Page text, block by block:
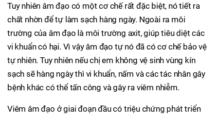
Tuy nhiên âm đạo có một cơ chế rất đặc biệt, nó tiết ra
chất nhờn để tự làm sạch hàng ngày. Ngoài ra môi
trường của âm đạo là môi trường axit, giúp tiêu diệt các
vi khuẩn có hại. Vì vậy âm đạo tự nó đã có cơ chế bảo vệ
tự nhiên. Tuy nhiên nếu chị em không vệ sinh vùng kín
sạch sẽ hàng ngày thì vi khuẩn, nấm và các tác nhân gây
bệnh khác có thể tấn công và gây ra viêm nhiễm.
Viêm âm đạo ở giai đoạn đầu có triệu chứng phát triển